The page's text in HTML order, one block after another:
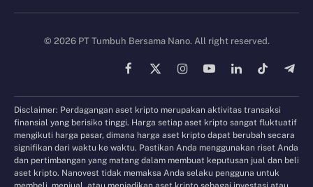
© 2026 PT Tumbuh Bersama Nano. All right reserved.
Facebook
X
InstagramYouTubeLinkedInTikTok
Disclaimer: Perdagangan aset kripto merupakan aktivitas transaksi
finansial yang berisiko tinggi. Harga setiap aset kripto sangat fluktuatif
mengikuti harga pasar, dimana harga aset kripto dapat berubah secara
signifikan dari waktu ke waktu. Pastikan Anda menggunakan riset Anda
dan pertimbangan yang matang dalam membuat keputusan jual dan beli
aset kripto. Nanovest tidak memaksa Anda selaku pengguna untuk